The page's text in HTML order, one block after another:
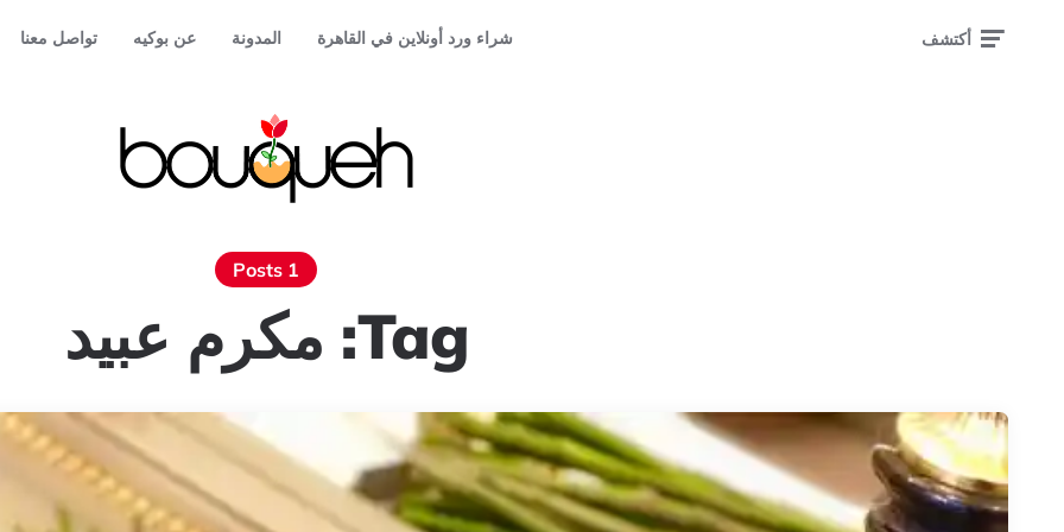
أكتشف شراء ورد أونلاين في القاهرة المدونة عن بوكيه تواصل معنا
1 Posts
Tag: مكرم عبيد